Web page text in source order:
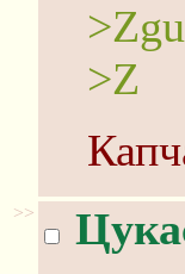
>Z
>>